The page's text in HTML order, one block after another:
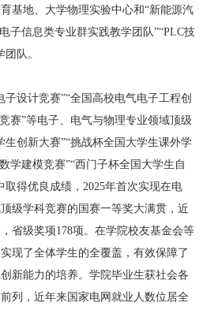
基地、大学物理实验中心和“新能源汽
子信息类专业群实践教学团队”“PLC技
队。
设计竞赛”“全国高校电气电子工程创
赛”等电子、电气与物理专业领域顶级
创新大赛”“挑战杯全国大学生课外学
学建模竞赛”“西门子杯全国大学生自
得优良成绩， 2025年首次实现在电
级学科竞赛的国赛一等奖大满贯，近
省级奖项178项。在学院校友基金会等
现了全体学生的全覆盖，有效保障了
新能力的培养。学院毕业生获社会各
列，近年来国家电网就业人数位居全